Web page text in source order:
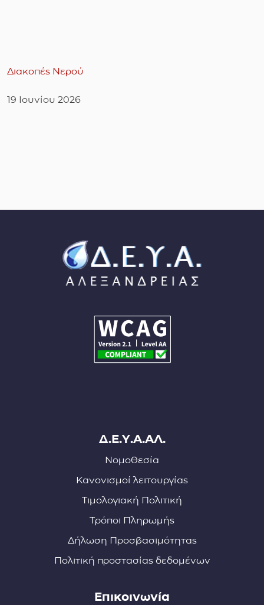
Διακοπές Νερού
19 Ιουνίου 2026
Δ.Ε.Υ.Α.ΑΛ.
Νομοθεσία
Κανονισμοί λειτουργίας
Τιμολογιακή Πολιτική
Τρόποι Πληρωμής
Δήλωση Προσβασιμότητας
Πολιτική προστασίας δεδομένων
Επικοινωνία